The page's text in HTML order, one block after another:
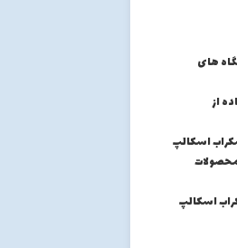
های
از
اسکالپ
اسکالپ